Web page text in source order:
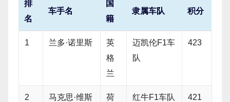
排
名
车手名
国
籍
隶属车队 积分
1 兰多·诺里斯
英
格
兰
迈凯伦F1车
队
423
2
马克思·维斯
荷
红牛F1车队 421